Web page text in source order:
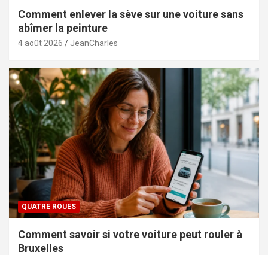
Comment enlever la sève sur une voiture sans
abîmer la peinture
4 août 2026 JeanCharles
QUATRE ROUES
Comment savoir si votre voiture peut rouler à
Bruxelles